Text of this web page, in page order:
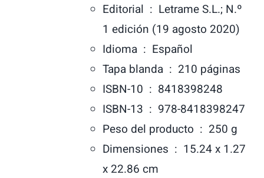
Editorial ‏ : ‎ Letrame S.L.; N.º
1 edición (19 agosto 2020)
Idioma ‏ : ‎ Español
Tapa blanda ‏ : ‎ 210 páginas
ISBN-10 ‏ : ‎ 8418398248
ISBN-13 ‏ : ‎ 978-8418398247
Peso del producto ‏ : ‎ 250 g
Dimensiones ‏ : ‎ 15.24 x 1.27
x 22.86 cm